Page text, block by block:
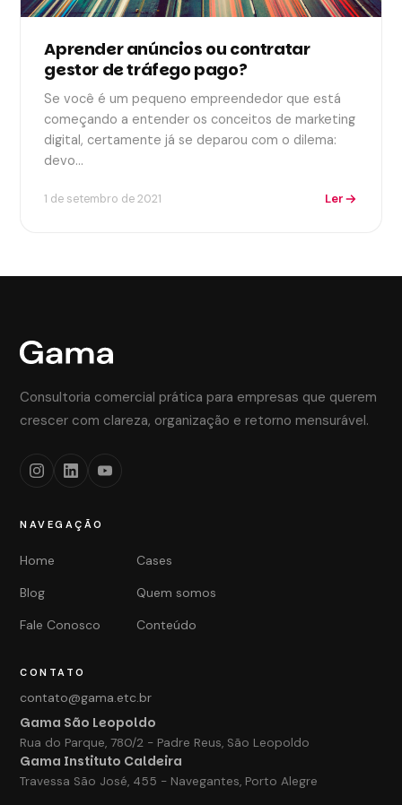
Aprender anúncios ou contratar
gestor de tráfego pago?
Se você é um pequeno empreendedor que está
começando a entender os conceitos de marketing
digital, certamente já se deparou com o dilema:
devo…
1 de setembro de 2021 Ler
Consultoria comercial prática para empresas que querem
crescer com clareza, organização e retorno mensurável.
NAVEGAÇÃO
Home
Cases
Blog
Quem somos
Fale Conosco
Conteúdo
CONTATO
contato@gama.etc.br
Gama São Leopoldo
Rua do Parque, 780/2 - Padre Reus, São Leopoldo
Gama Instituto Caldeira
Travessa São José, 455 - Navegantes, Porto Alegre